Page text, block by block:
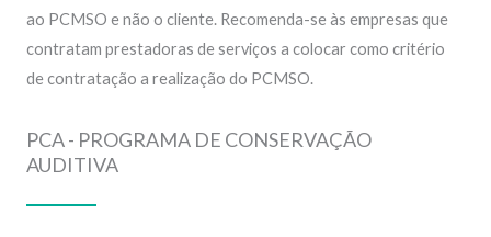
ao PCMSO e não o cliente. Recomenda-se às empresas que
contratam prestadoras de serviços a colocar como critério
de contratação a realização do PCMSO.
PCA - PROGRAMA DE CONSERVAÇÃO
AUDITIVA